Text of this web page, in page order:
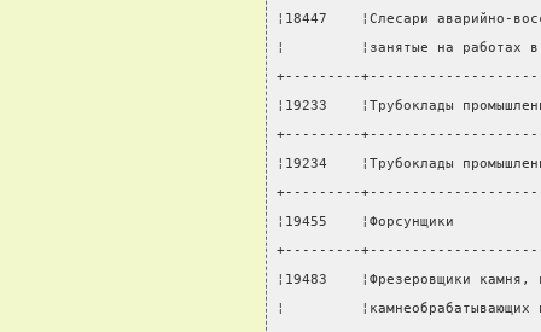
¦18447    ¦Слесари аварийно-
¦         ¦занятые на работах в
+---------
¦19233    ¦Трубоклады
+---------
¦19234    ¦Трубоклады
+---------
¦19455    ¦Форсунщики
+---------
¦19483    ¦Фрезеровщики
¦         ¦камнеобрабатывающих